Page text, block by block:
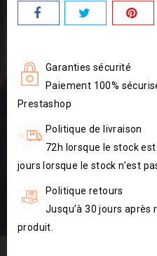
Garanties sécurité
Paiement 100%
Prestashop
Politique de livraison
72h lorsque le stock
jours lorsque le stock n’est
Politique retours
Jusqu’à 30 jours
produit.